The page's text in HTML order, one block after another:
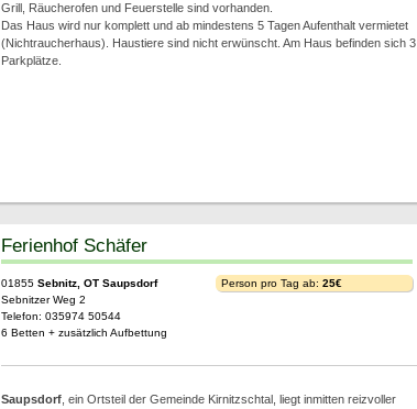
Grill, Räucherofen und Feuerstelle sind vorhanden.
Das Haus wird nur komplett und ab mindestens 5 Tagen Aufenthalt vermietet
(Nichtraucherhaus). Haustiere sind nicht erwünscht. Am Haus befinden sich 3
Parkplätze.
Ferienhof Schäfer
01855 Sebnitz, OT Saupsdorf
Sebnitzer Weg 2
Telefon: 035974 50544
6 Betten + zusätzlich Aufbettung
Person pro Tag ab: 25€
Saupsdorf, ein Ortsteil der Gemeinde Kirnitzschtal, liegt inmitten reizvoller